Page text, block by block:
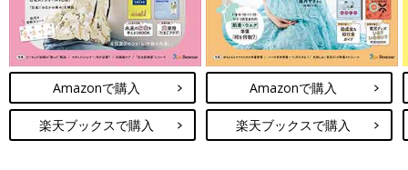
Amazonで購入
楽天ブックスで購入
Amazonで購入
楽天ブックスで購入